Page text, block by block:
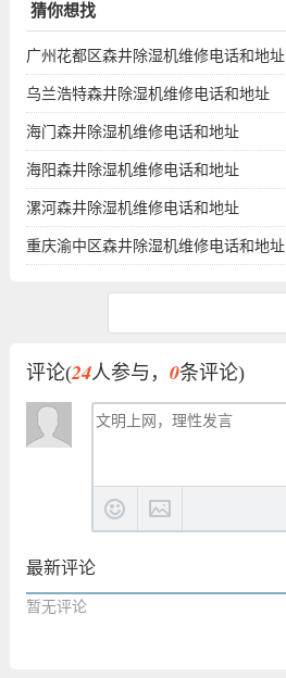
猜你想找
广州花都区森井除湿机维修电话和地址
乌兰浩特森井除湿机维修电话和地址
海门森井除湿机维修电话和地址
海阳森井除湿机维修电话和地址
漯河森井除湿机维修电话和地址
重庆渝中区森井除湿机维修电话和地址
评论(24人参与， 0条评论)
最新评论
暂无评论